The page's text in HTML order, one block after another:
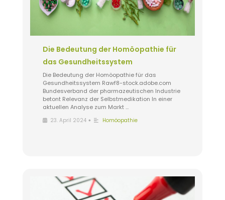
Die Bedeutung der Homöopathie für
das Gesundheitssystem
Die Bedeutung der Homöopathie für das
Gesundheitssystem Rawf8-stock.adobe.com
Bundesverband der pharmazeutischen Industrie
betont Relevanz der Selbstmedikation In einer
aktuellen Analyse zum Markt …
23. April 2024 • Homöopathie